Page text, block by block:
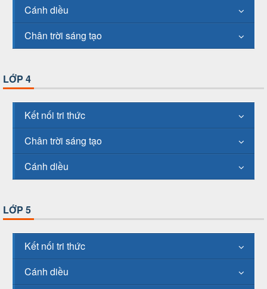
Cánh diều
Chân trời sáng tạo
LỚP 4
Kết nối tri thức
Chân trời sáng tạo
Cánh diều
LỚP 5
Kết nối tri thức
Cánh diều